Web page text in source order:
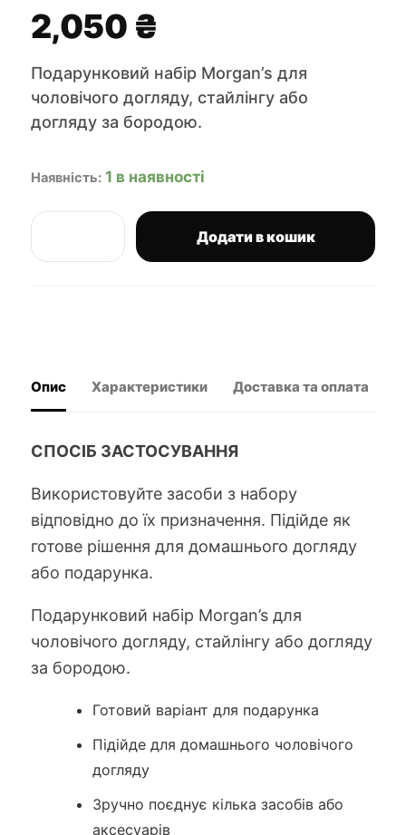
2,050 ₴
Подарунковий набір Morgan’s для
чоловічого догляду, стайлінгу або
догляду за бородою.
Наявність: 1 в наявності
подарунковий
Style
Додати в кошик
Опис Характеристики Доставка та оплата
СПОСІБ ЗАСТОСУВАННЯ
Використовуйте засоби з набору
відповідно до їх призначення. Підійде як
готове рішення для домашнього догляду
або подарунка.
Подарунковий набір Morgan’s для
чоловічого догляду, стайлінгу або догляду
за бородою.
Готовий варіант для подарунка
Підійде для домашнього чоловічого
догляду
Зручно поєднує кілька засобів або
аксесуарів